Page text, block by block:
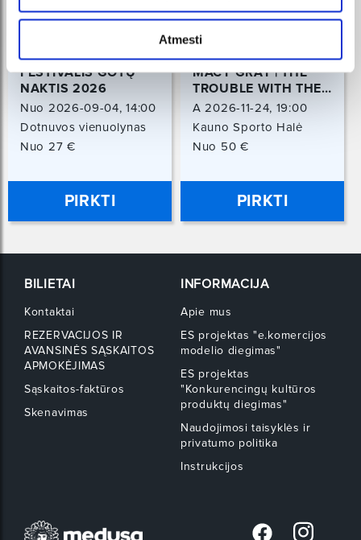
Atmesti
FESTIVALIS GOTŲ
NAKTIS 2026
Nuo 2026-09-04, 14:00
val.
Iki 2026-09-06, 15:00
Dotnuvos vienuolynas
Dotnuva, Kėdainių r.
Nuo 27 €
PIRKTI
MACY GRAY | THE
TROUBLE WITH THE
TRUTH TOUR
A 2026-11-24, 19:00
Kauno Sporto Halė
Kaunas
Nuo 50 €
PIRKTI
BILIETAI
Kontaktai
REZERVACIJOS IR
AVANSINĖS SĄSKAITOS
APMOKĖJIMAS
Sąskaitos-faktūros
Skenavimas
INFORMACIJA
Apie mus
ES projektas "e.komercijos
modelio diegimas"
ES projektas
"Konkurencingų kultūros
produktų diegimas"
Naudojimosi taisyklės ir
privatumo politika
Instrukcijos